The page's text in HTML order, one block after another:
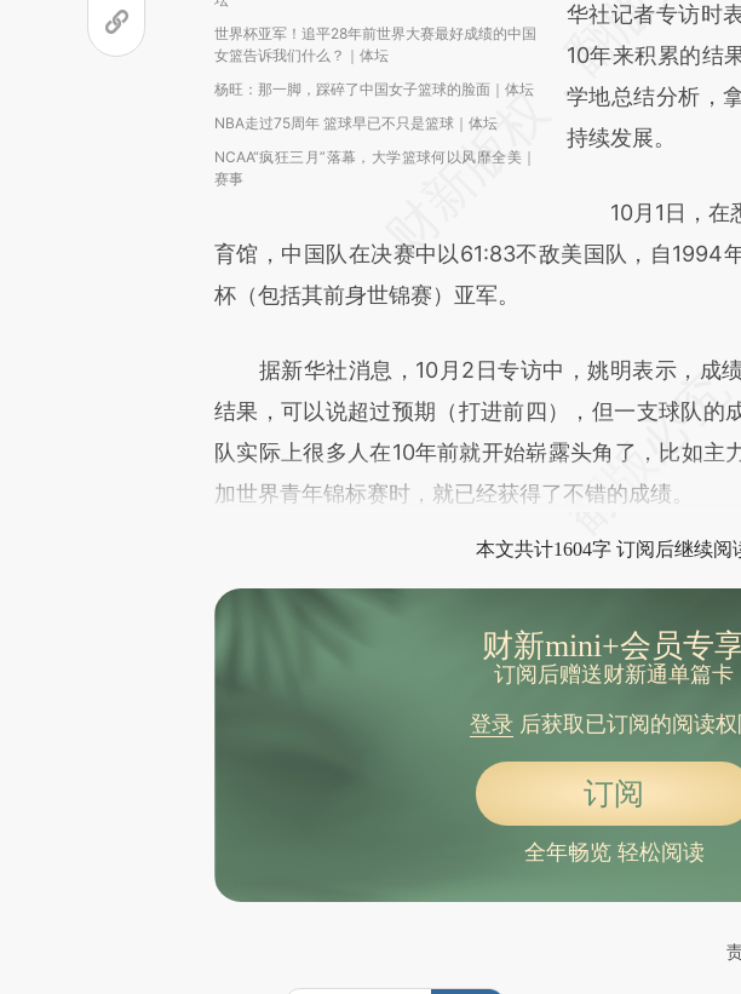
世界杯亚军！追平28年前世界大赛最好成绩的中国
女篮告诉我们什么？｜体坛
杨旺：那一脚，踩碎了中国女子篮球的脸面｜体坛
NBA走过75周年 篮球早已不只是篮球｜体坛
NCAA“疯狂三月”落幕，大学篮球何以风靡全美｜
赛事
[https://
(https://
成，可能与原文
新观点和立场。
华社记者专访时
10年来积累的结
学地总结分析，
持续发展。
10月1日，在
育馆，中国队在决赛中以61:83不敌美国队，自1994
杯（包括其前身世锦赛）亚军。
据新华社消息，10月2日专访中，姚明表示，成
结果，可以说超过预期（打进前四），但一支球队的
队实际上很多人在10年前就开始崭露头角了，比如主
加世界青年锦标赛时，就已经获得了不错的成绩。
本文共计1604字 订阅后继续阅
财新mini+会员专
订阅后赠送财新通单篇卡
登录后获取已订阅的阅读权
订阅
全年畅览 轻松阅读